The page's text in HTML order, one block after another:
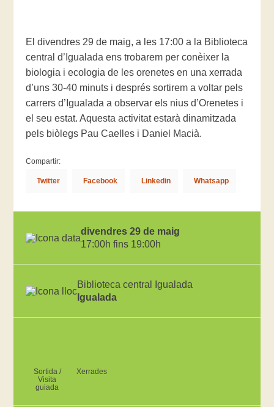
El divendres 29 de maig, a les 17:00 a la Biblioteca
central d’Igualada ens trobarem per conèixer la
biologia i ecologia de les orenetes en una xerrada
d’uns 30-40 minuts i després sortirem a voltar pels
carrers d’Igualada a observar els nius d’Orenetes i
el seu estat. Aquesta activitat estarà dinamitzada
pels biòlegs Pau Caelles i Daniel Macià.
Compartir:
Twitter Facebook Linkedin Whatsapp
divendres 29 de maig
17:00h fins 19:00h
Biblioteca central Igualada
Igualada
Sortida /
Visita
guiada
Xerrades